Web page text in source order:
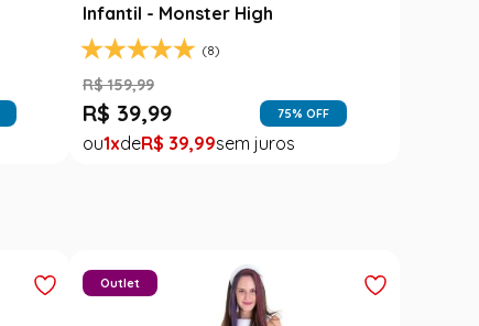
Infantil - Monster High
(8)
R$ 159,99
R$ 39,99 75% OFF
1 R$ 39,99
Outlet